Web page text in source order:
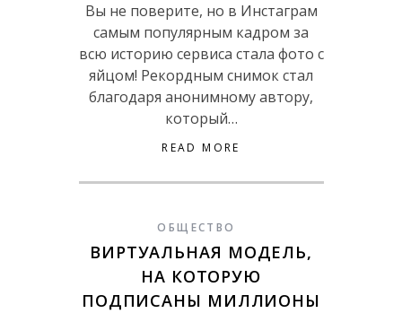
Вы не поверите, но в Инстаграм
самым популярным кадром за
всю историю сервиса стала фото с
яйцом! Рекордным снимок стал
благодаря анонимному автору,
который…
READ MORE
ОБЩЕСТВО
ВИРТУАЛЬНАЯ МОДЕЛЬ,
НА КОТОРУЮ
ПОДПИСАНЫ МИЛЛИОНЫ